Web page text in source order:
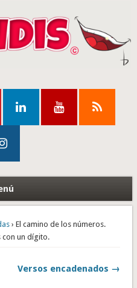
› El camino de los números.
con un dígito.
Versos encadenados →